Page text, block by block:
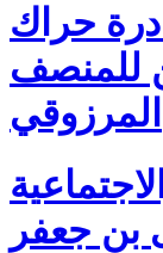
حراك
للمنصف
المرزوقي
جعفر